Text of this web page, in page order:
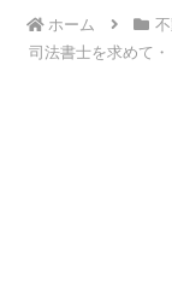
ホーム
司法書士を求めて・